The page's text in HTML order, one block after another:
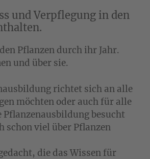
und Verpflegung in den
Pflanzen durch ihr Jahr.
und über sie.
richtet sich an alle
möchten oder auch für alle
Pflanzenausbildung besucht
schon viel über Pflanzen
die das Wissen für